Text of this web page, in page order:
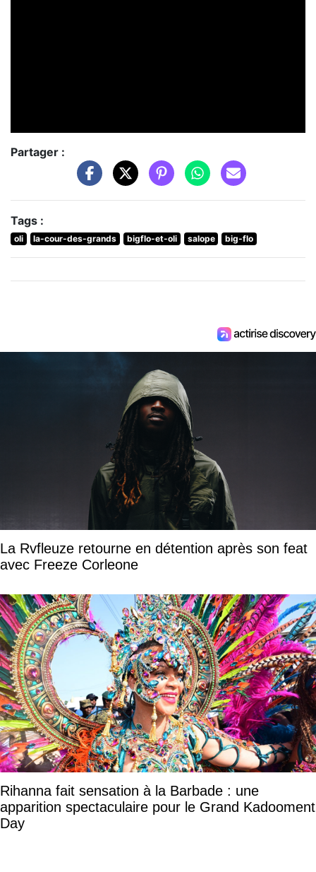
Partager :
Tags :
oli la-cour-des-grands bigflo-et-oli salope big-flo
La Rvfleuze retourne en détention après son feat
avec Freeze Corleone
Rihanna fait sensation à la Barbade : une
apparition spectaculaire pour le Grand Kadooment
Day